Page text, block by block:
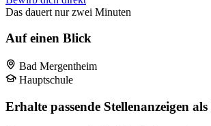
Das dauert nur zwei Minuten
Auf einen Blick
Bad Mergentheim
Hauptschule
Erhalte passende Stellenanzeigen